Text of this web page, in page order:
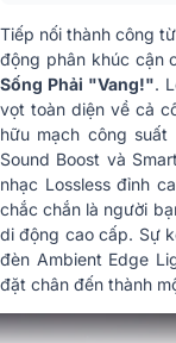
Phiên bản Bluetooth
Nhiệt độ hoạt động
đa
Kích thước thực tế
(Rộng x Cao x Sâu)
Trọng lượng thuần
loa
Kích thước đóng
(Rộng x Cao x Sâu)
Tiếp nối thành công
động phân khúc cận
Sống Phải "Vang!".
vọt toàn diện về cả
hữu mạch công suất
Sound Boost và
nhạc Lossless đỉnh
chắc chắn là người
di động cao cấp. Sự
đèn Ambient Edge
đặt chân đến thành